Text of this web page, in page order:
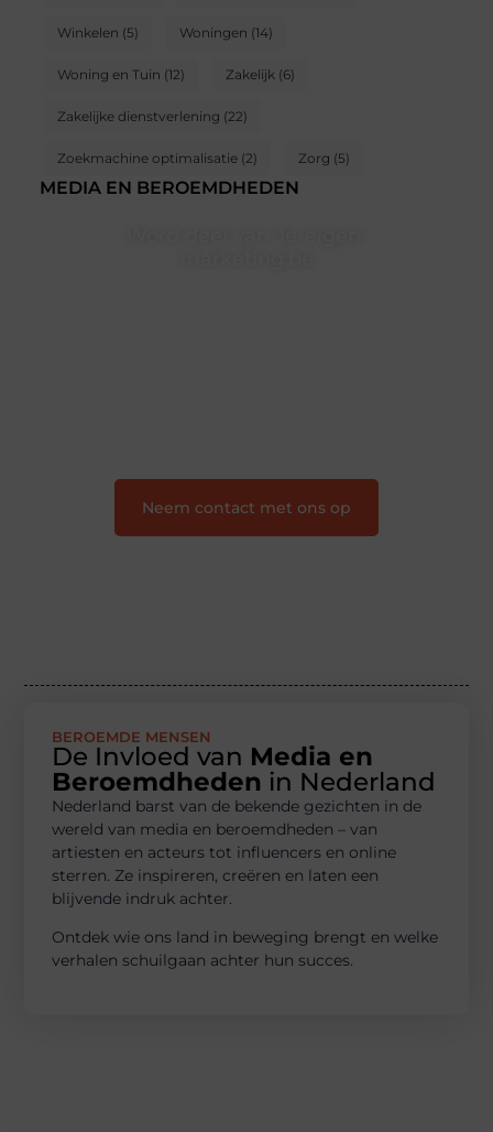
Winkelen (5) Woningen (14)
Woning en Tuin (12) Zakelijk (6)
Zakelijke dienstverlening (22)
Zoekmachine optimalisatie(2) Zorg (5)
MEDIA EN BEROEMDHEDEN
Neem contact met ons op
BEROEMDE MENSEN
De Invloed van Media en
Beroemdheden in Nederland
Nederland barst van de bekende gezichten in de
wereld van media en beroemdheden – van
artiesten en acteurs tot influencers en online
sterren. Ze inspireren, creëren en laten een
blijvende indruk achter.
Ontdek wie ons land in beweging brengt en welke
verhalen schuilgaan achter hun succes.